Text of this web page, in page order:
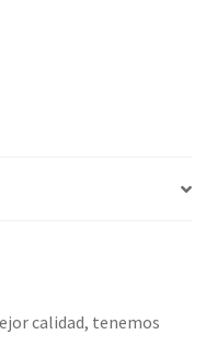
calidad, tenemos